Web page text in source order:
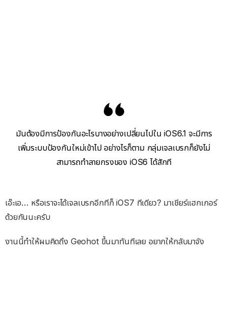
มันต้องมีการป้องกันอะไรบางอย่างเปลี่ยนไปใน iOS6.1 จะมีการ
เพิ่มระบบป้องกันใหม่เข้าไป อย่างไรก็ตาม กลุ่มเจลเบรกก็ยังไม่
สามารถทำลายกรงของ iOS6 ได้สักที
เอ๊ะเอ… หรือเราจะได้เจลเบรกอีกทีก็ iOS7 ทีเดียว? มาเชียร์แฮกเกอร์
ด้วยกันนะครับ
งานนี้ทำให้ผมคิดถึง Geohot ขึ้นมาทันทีเลย อยากให้กลับมาจัง